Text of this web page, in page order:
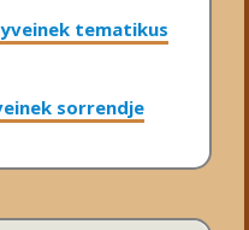
tematikus
sorrendje